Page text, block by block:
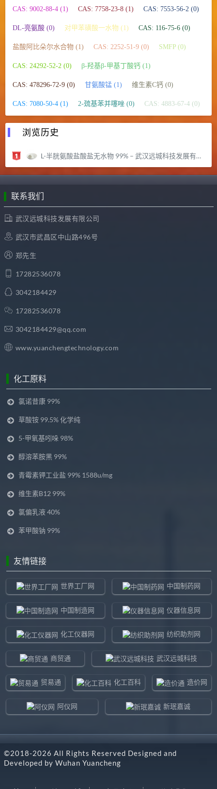
CAS: 9002-88-4 (1) CAS: 7758-23-8 (1) CAS: 7553-56-2 (0)
DL-亮氨酸 (0) 对甲苯磺酸一水物 (1) CAS: 116-75-6 (0)
盐酸阿比朵尔水合物 (1) CAS: 2252-51-9 (0) SMFP (0)
CAS: 24292-52-2 (0) β-羟基β-甲基丁酸钙 (1)
CAS: 478296-72-9 (0) 甘氨酸锰 (1) 维生素C钙 (0)
CAS: 7080-50-4 (1) 2-巯基苯并噻唑 (0) CAS: 4883-67-4 (0)
浏览历史
L-半胱氨酸盐酸盐无水物 99% – 武汉远城科技发展有限公司
联系我们
武汉远城科技发展有限公司
武汉市武昌区中山路496号
郑先生
17282536078
3042184429
17282536078
3042184429@qq.com
www.yuanchengtechnology.com
化工原料
氯诺昔康 99%
草酸铵 99.5% 化学纯
5-甲氧基吲哚 98%
醇溶苯胺黑 99%
青霉素钾工业盐 99% 1588u/mg
维生素B12 99%
氯偏乳液 40%
苯甲酸钠 99%
友情链接
世界工厂网 中国制药网
中国制造网 仪器信息网
化工仪器网 纺织助剂网
商贸通 武汉远城科技
贸易通 化工百科 造价网
阿仪网 新珉嘉诚
东北制造网 药智通
©2018-2026 All Rights Reserved Designed and
Developed by Wuhan Yuancheng